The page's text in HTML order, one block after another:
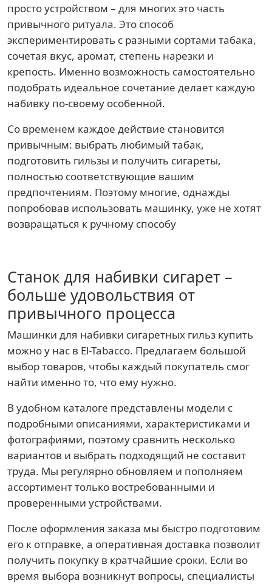
просто устройством – для многих это часть
привычного ритуала. Это способ
экспериментировать с разными сортами табака,
сочетая вкус, аромат, степень нарезки и
крепость. Именно возможность самостоятельно
подобрать идеальное сочетание делает каждую
набивку по-своему особенной.
Со временем каждое действие становится
привычным: выбрать любимый табак,
подготовить гильзы и получить сигареты,
полностью соответствующие вашим
предпочтениям. Поэтому многие, однажды
попробовав использовать машинку, уже не хотят
возвращаться к ручному способу
Станок для набивки сигарет –
больше удовольствия от
привычного процесса
Машинки для набивки сигаретных гильз купить
можно у нас в El-Tabacco. Предлагаем большой
выбор товаров, чтобы каждый покупатель смог
найти именно то, что ему нужно.
В удобном каталоге представлены модели с
подробными описаниями, характеристиками и
фотографиями, поэтому сравнить несколько
вариантов и выбрать подходящий не составит
труда. Мы регулярно обновляем и пополняем
ассортимент только востребованными и
проверенными устройствами.
После оформления заказа мы быстро подготовим
его к отправке, а оперативная доставка позволит
получить покупку в кратчайшие сроки. Если во
время выбора возникнут вопросы, специалисты